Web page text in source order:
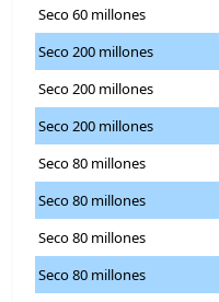
Seco 60 millones
Seco 200 millones
Seco 200 millones
Seco 200 millones
Seco 80 millones
Seco 80 millones
Seco 80 millones
Seco 80 millones